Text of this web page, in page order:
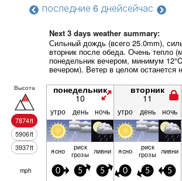
последние 6 днейсейчас
Next 3 days weather summary:
Сильный дождь (всего 25.0mm),
вторник после обеда. Очень тепло
понедельник вечером, минимум
вечером). Ветер в целом останется
Высота
7874ft
5906ft
3937ft
понедельник
10
вторник
11
утро день ночь утро день ночь
ясно риск
грозы ливни ясно риск
грозы ливни
mph 0 5 5 0 5 5